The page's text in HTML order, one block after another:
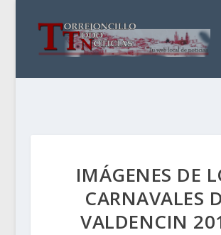
IMÁGENES DE
CARNAVALES
VALDENCIN